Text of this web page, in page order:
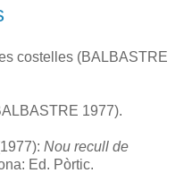
costelles (BALBASTRE
1977).
Nou recull de
Ed. Pòrtic.